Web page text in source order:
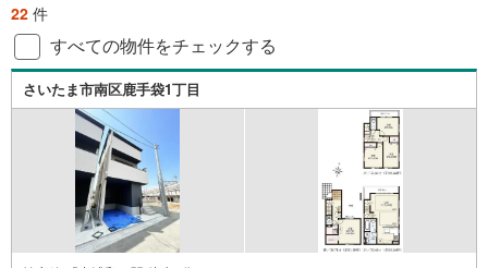
22 件
すべての物件をチェックする
さいたま市南区鹿手袋1丁目